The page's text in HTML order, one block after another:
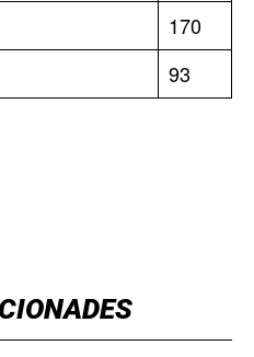
170
93